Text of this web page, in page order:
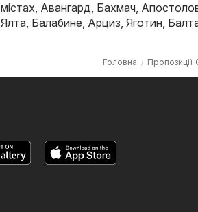
містах, Авангард, Бахмач,
Ялта, Балабине, Арциз, Яготин,
Головна Пропозиції